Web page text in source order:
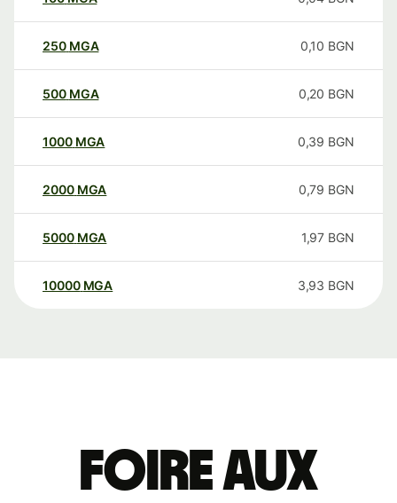
250 MGA 0,10 BGN
500 MGA 0,20 BGN
1000 MGA 0,39 BGN
2000 MGA 0,79 BGN
5000 MGA 1,97 BGN
10000 MGA 3,93 BGN
Foire aux